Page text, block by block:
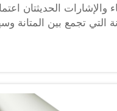
والإشارات الحديثتان
التي تجمع بين المتانة
ذاتي الالتصاق
حيث يقدم خصائص أداء